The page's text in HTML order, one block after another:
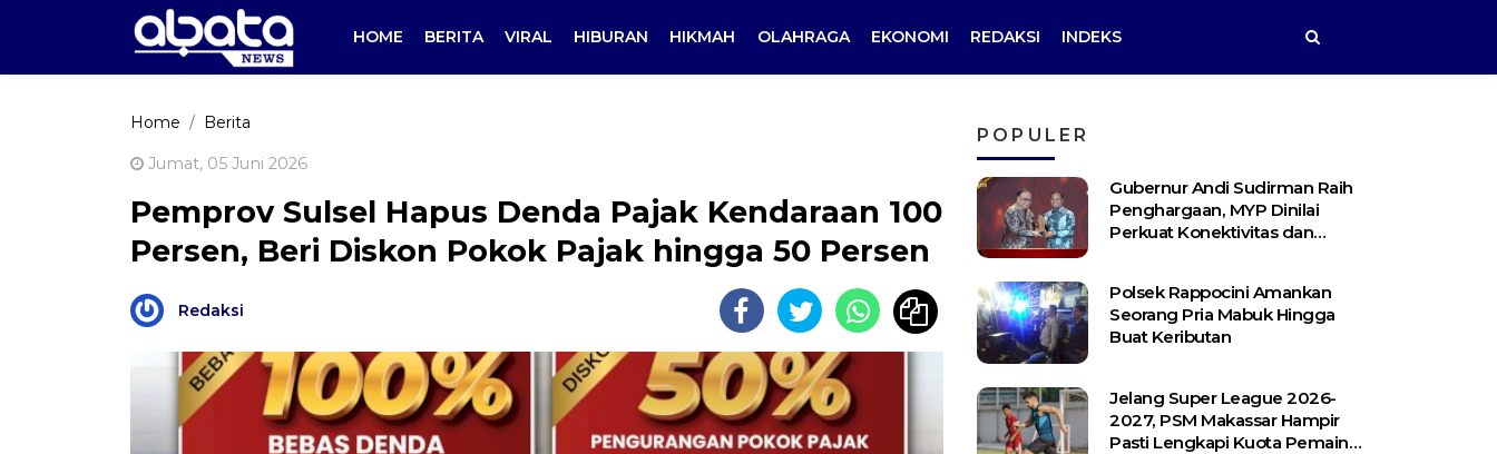
HOME BERITA VIRAL HIBURAN HIKMAH OLAHRAGA EKONOMI REDAKSI INDEKS
Home Berita
Jumat, 05 Juni 2026
Pemprov Sulsel Hapus Denda Pajak Kendaraan 100
Persen, Beri Diskon Pokok Pajak hingga 50 Persen
Redaksi
POPULER
Gubernur Andi Sudirman Raih
Penghargaan, MYP Dinilai
Perkuat Konektivitas dan
Polsek Rappocini Amankan
Seorang Pria Mabuk Hingga
Buat Keributan
Jelang Super League 2026-
2027, PSM Makassar Hampir
Pasti Lengkapi Kuota Pemain